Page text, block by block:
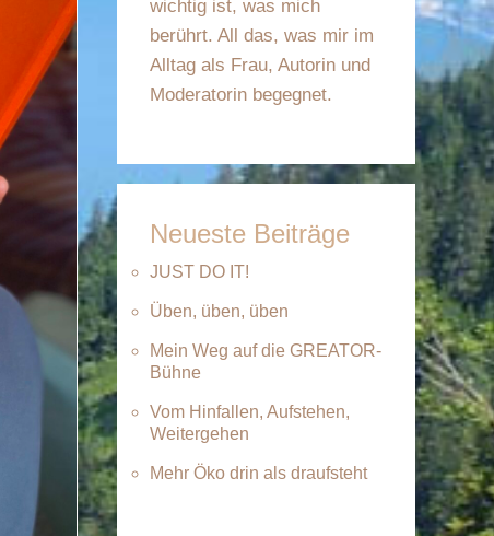
wichtig ist, was mich
berührt. All das, was mir im
Alltag als Frau, Autorin und
Moderatorin begegnet.
Neueste Beiträge
JUST DO IT!
Üben, üben, üben
Mein Weg auf die GREATOR-
Bühne
Vom Hinfallen, Aufstehen,
Weitergehen
Mehr Öko drin als draufsteht